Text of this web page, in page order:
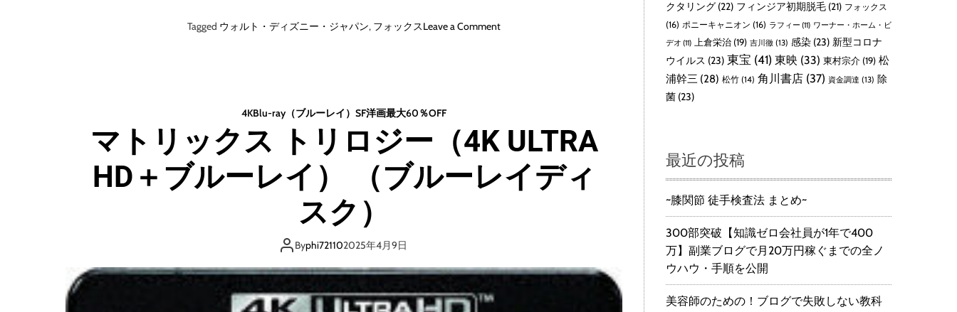
Tagged ウォルト・ディズニー・ジャパン, フォックスLeave a Commento
ン
・
コ
4KBlu-ray（ブルーレイ） SF洋画最大60％OFF
マトリックス トリロジー（4K ULTRA
HD＋ブルーレイ） （ブルーレイディ
スク）
Byphi721102025年4月9日
クタリング (22) フィンジア初期脱毛 (21) フォックス
(16) ポニーキャニオン (16) ラフィー (11) ワーナー・ホーム・ビ
デオ (11) 上倉栄治 (19) 吉川徹 (13) 感染 (23) 新型コロナ
ウイルス (23) 東宝 (41) 東映 (33) 東村宗介 (19) 松
浦幹三 (28) 松竹 (14) 角川書店 (37) 資金調達 (13) 除
菌 (23)
最近の投稿
~膝関節 徒手検査法 まとめ~
300部突破【知識ゼロ会社員が1年で400
万】副業ブログで月20万円稼ぐまでの全ノ
ウハウ・手順を公開
美容師のための！ブログで失敗しない教科